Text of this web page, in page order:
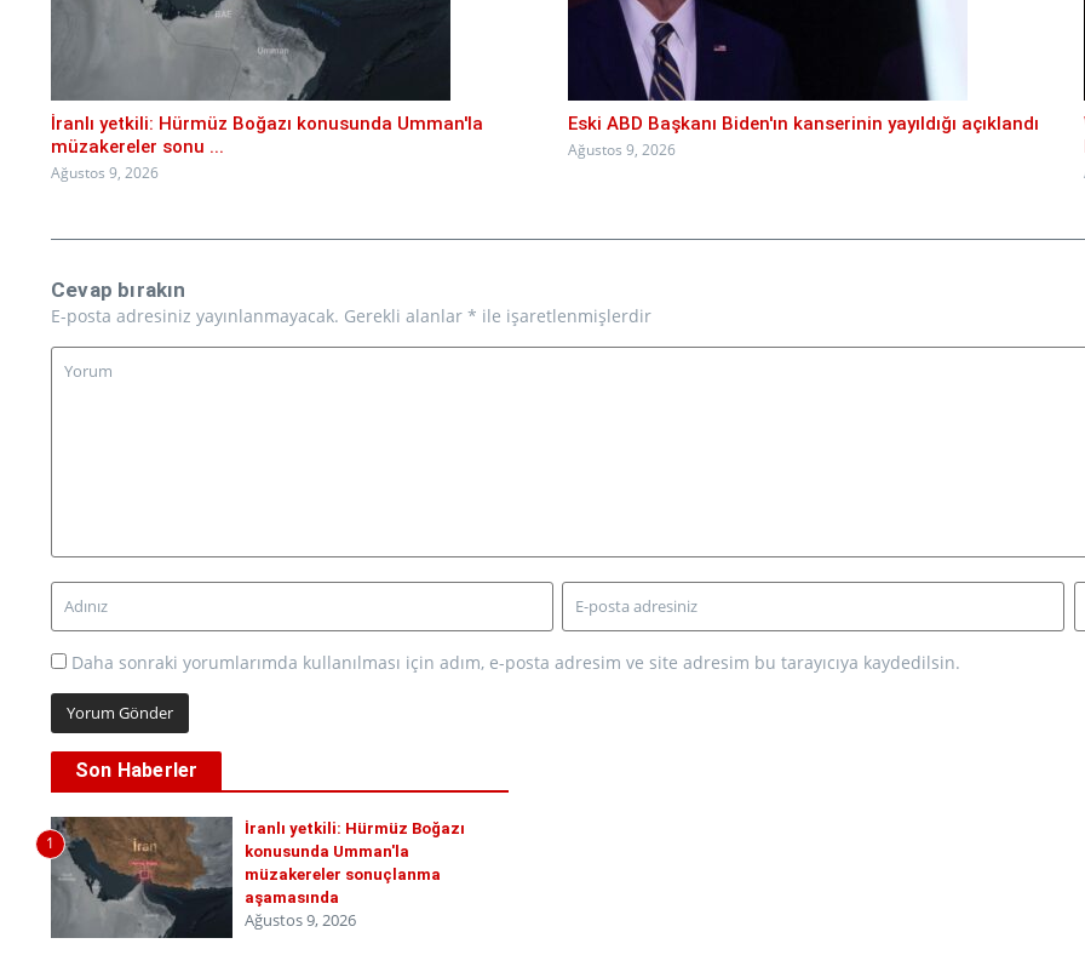
İranlı yetkili: Hürmüz Boğazı konusunda Umman'la
müzakereler sonu ...
Ağustos 9, 2026
Eski ABD Başkanı Biden'ın kanserinin yayıldığı açıklandı
Ağustos 9, 2026
Cevap bırakın
E-posta adresiniz yayınlanmayacak. Gerekli alanlar * ile işaretlenmişlerdir
Daha sonraki yorumlarımda kullanılması için adım, e-posta adresim ve site adresim bu tarayıcıya kaydedilsin.
Son Haberler
1
İranlı yetkili: Hürmüz Boğazı
konusunda Umman'la
müzakereler sonuçlanma
aşamasında
Ağustos 9, 2026